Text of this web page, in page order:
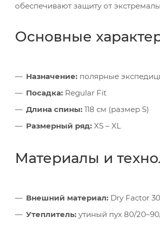
обеспечивают защиту от
Основные
Назначение: полярные
Посадка: Regular Fit
Длина спины: 118 см (размер S)
Размерный ряд: XS – XL
Материалы и
Внешний материал: Dry Factor
Утеплитель: утиный пух 80/